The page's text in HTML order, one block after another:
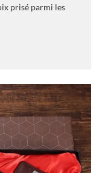
prisé parmi les